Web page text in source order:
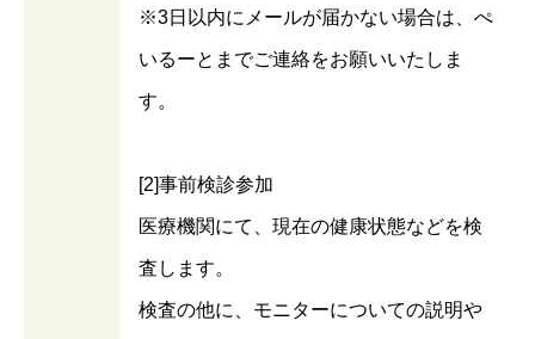
※3日以内にメールが届かない場合は、ぺ
いるーとまでご連絡をお願いいたしま
す。
[2]事前検診参加
医療機関にて、現在の健康状態などを検
査します。
検査の他に、モニターについての説明や